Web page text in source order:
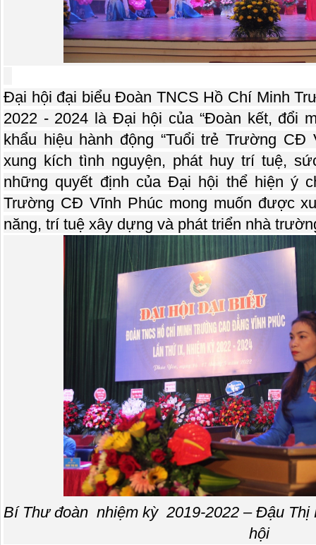
Đại hội đại biểu Đoàn TNCS Hồ Chí Minh
2022 - 2024 là Đại hội của “Đoàn kết, đổi
khẩu hiệu hành động “Tuổi trẻ Trường
xung kích tình nguyện, phát huy trí tuệ,
những quyết định của Đại hội thể hiện ý
Trường CĐ Vĩnh Phúc mong muốn được
năng, trí tuệ xây dựng và phát triển nhà
Bí Thư đoàn nhiệm kỳ 2019-2022 – Đậu Thị
hội